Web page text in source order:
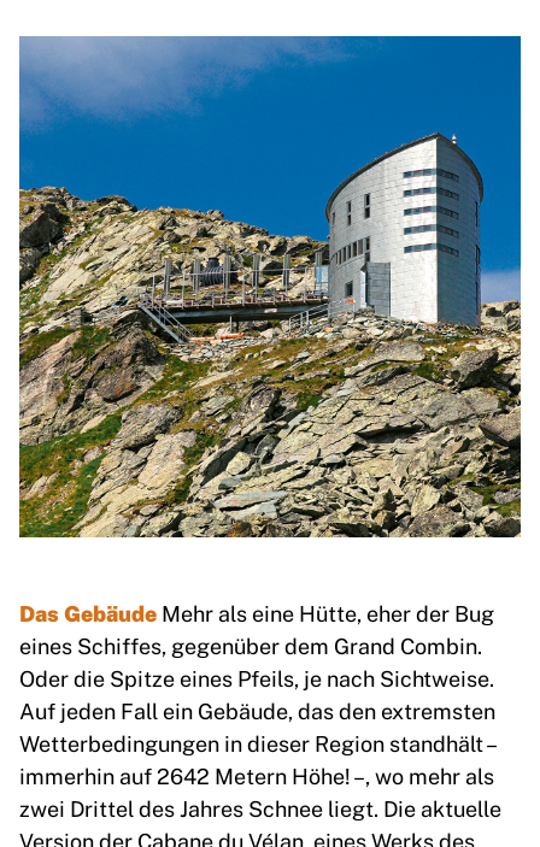
Das Gebäude Mehr als eine Hütte, eher der Bug
eines Schiffes, gegenüber dem Grand Combin.
Oder die Spitze eines Pfeils, je nach Sichtweise.
Auf jeden Fall ein Gebäude, das den extremsten
Wetterbedingungen in dieser Region standhält –
immerhin auf 2642 Metern Höhe! –, wo mehr als
zwei Drittel des Jahres Schnee liegt. Die aktuelle
Version der Cabane du Vélan, eines Werks des